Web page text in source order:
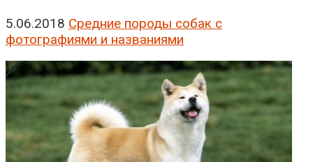
5.06.2018 Средние породы собак с
фотографиями и названиями